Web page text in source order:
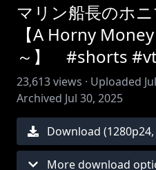
マリン船長のホ
【A Horny
～】 #shorts
23,613views · Uploaded
Archived Jul 30, 2025
Download (1280p24,
More download